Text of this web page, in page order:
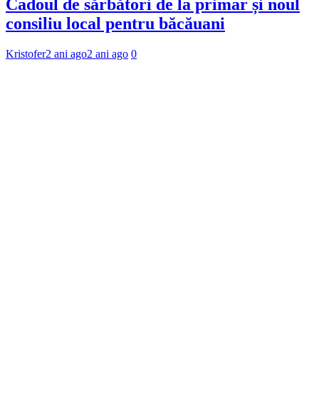
Cadoul de sărbători de la primar și noul
consiliu local pentru băcăuani
Kristofer2 ani ago2 ani ago 0